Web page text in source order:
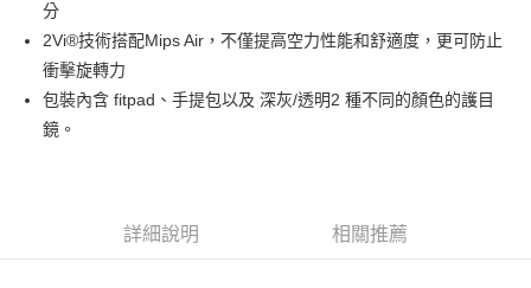
分
2Vi®技術搭配Mips Air，不僅提高空力性能和舒適度，更可防止
衝擊旋轉力
包裝內含 fitpad、手提包以及 深灰/透明2 種不同的顏色的護目
鏡。
詳細說明 相關推薦